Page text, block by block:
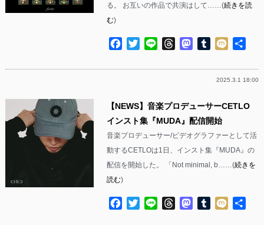
る。 お互いの作品で共演はして……(続きを読
む)
Facebook
TwitterLine ThreadsMastodon
Tumblr
Mixi
2025.3.1 18:00
【NEWS】音楽プロデューサーCETLO
インスト集『MUDA』配信開始
音楽プロデューサー/ビデオグラファーとして活
動するCETLOは1日、インスト集『MUDA』の
配信を開始した。 「Not minimal, b……(続きを
読む)
Facebook
TwitterLine ThreadsMastodon
Tumblr
Mixi